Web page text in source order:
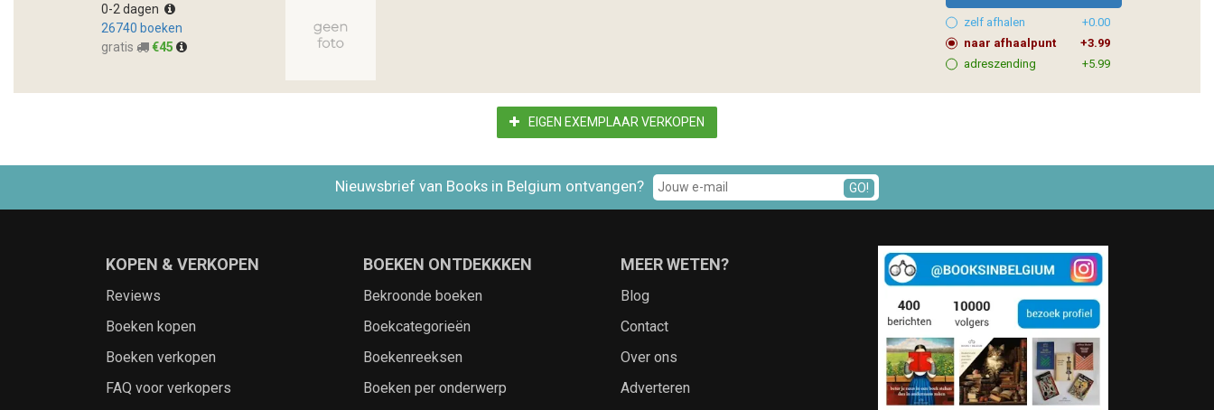
0-2 dagen
26740 boeken
gratis
€45
zelf afhalen
+0.00
naar afhaalpunt
+3.99
adreszending
+5.99
EIGEN EXEMPLAAR VERKOPEN
Nieuwsbrief van Books in Belgium ontvangen? GO!
KOPEN & VERKOPEN
Reviews
Boeken kopen
Boeken verkopen
FAQ voor verkopers
BOEKEN ONTDEKKKEN
Bekroonde boeken
Boekcategorieën
Boekenreeksen
Boeken per onderwerp
MEER WETEN?
Blog
Contact
Over ons
Adverteren